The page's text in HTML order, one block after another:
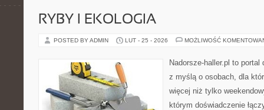
RYBY I EKOLOGIA
POSTED BY ADMIN LUT - 25 - 2026 MOŻLIWOŚĆ
Nadorsze-haller.pl to portal
z myślą o osobach, dla
więcej niż tylko
którym doświadczenie